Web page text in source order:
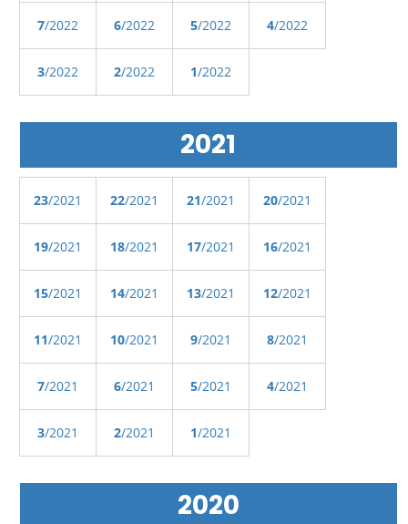
7/2022 6/2022 5/2022 4/2022
3/2022 2/2022 1/2022
2021
23/2021 22/2021 21/2021 20/2021
19/2021 18/2021 17/2021 16/2021
15/2021 14/2021 13/2021 12/2021
11/2021 10/2021 9/2021 8/2021
7/2021 6/2021 5/2021 4/2021
3/2021 2/2021 1/2021
2020